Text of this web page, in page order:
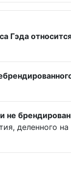
Гэда
деленного